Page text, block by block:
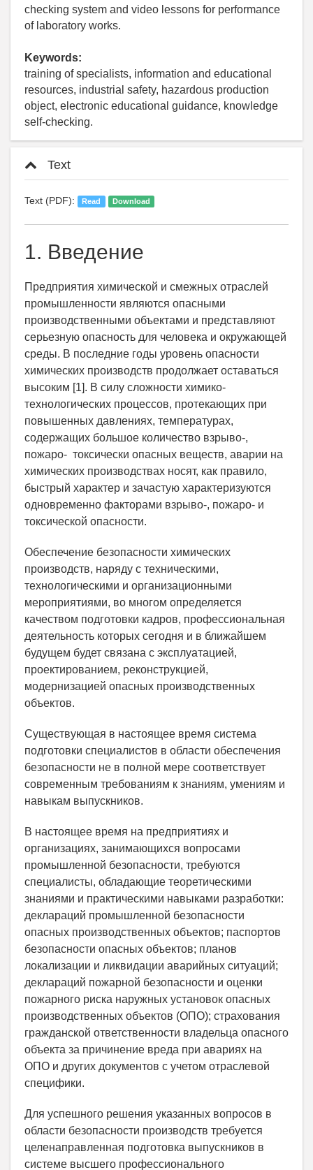
checking system and video lessons for performance
of laboratory works.
Keywords:
training of specialists, information and educational
resources, industrial safety, hazardous production
object, electronic educational guidance, knowledge
self-checking.
Text
Text (PDF): Read Download
1. Введение
Предприятия химической и смежных отраслей
промышленности являются опасными
производственными объектами и представляют
серьезную опасность для человека и окружающей
среды. В последние годы уровень опасности
химических производств продолжает оставаться
высоким [1]. В силу сложности химико-
технологических процессов, протекающих при
повышенных давлениях, температурах,
содержащих большое количество взрыво-,
пожаро- токсически опасных веществ, аварии на
химических производствах носят, как правило,
быстрый характер и зачастую характеризуются
одновременно факторами взрыво-, пожаро- и
токсической опасности.
Обеспечение безопасности химических
производств, наряду с техническими,
технологическими и организационными
мероприятиями, во многом определяется
качеством подготовки кадров, профессиональная
деятельность которых сегодня и в ближайшем
будущем будет связана с эксплуатацией,
проектированием, реконструкцией,
модернизацией опасных производственных
объектов.
Существующая в настоящее время система
подготовки специалистов в области обеспечения
безопасности не в полной мере соответствует
современным требованиям к знаниям, умениям и
навыкам выпускников.
В настоящее время на предприятиях и
организациях, занимающихся вопросами
промышленной безопасности, требуются
специалисты, обладающие теоретическими
знаниями и практическими навыками разработки:
деклараций промышленной безопасности
опасных производственных объектов; паспортов
безопасности опасных объектов; планов
локализации и ликвидации аварийных ситуаций;
деклараций пожарной безопасности и оценки
пожарного риска наружных установок опасных
производственных объектов (ОПО); страхования
гражданской ответственности владельца опасного
объекта за причинение вреда при авариях на
ОПО и других документов с учетом отраслевой
специфики.
Для успешного решения указанных вопросов в
области безопасности производств требуется
целенаправленная подготовка выпускников в
системе высшего профессионального